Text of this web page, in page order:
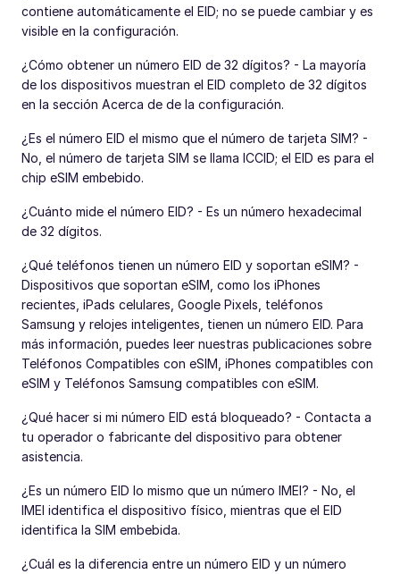
contiene automáticamente el EID; no se puede cambiar y es
visible en la configuración.
¿Cómo obtener un número EID de 32 dígitos? - La mayoría
de los dispositivos muestran el EID completo de 32 dígitos
en la sección Acerca de de la configuración.
¿Es el número EID el mismo que el número de tarjeta SIM? -
No, el número de tarjeta SIM se llama ICCID; el EID es para el
chip eSIM embebido.
¿Cuánto mide el número EID? - Es un número hexadecimal
de 32 dígitos.
¿Qué teléfonos tienen un número EID y soportan eSIM? -
Dispositivos que soportan eSIM, como los iPhones
recientes, iPads celulares, Google Pixels, teléfonos
Samsung y relojes inteligentes, tienen un número EID. Para
más información, puedes leer nuestras publicaciones sobre
Teléfonos Compatibles con eSIM, iPhones compatibles con
eSIM y Teléfonos Samsung compatibles con eSIM.
¿Qué hacer si mi número EID está bloqueado? - Contacta a
tu operador o fabricante del dispositivo para obtener
asistencia.
¿Es un número EID lo mismo que un número IMEI? - No, el
IMEI identifica el dispositivo físico, mientras que el EID
identifica la SIM embebida.
¿Cuál es la diferencia entre un número EID y un número